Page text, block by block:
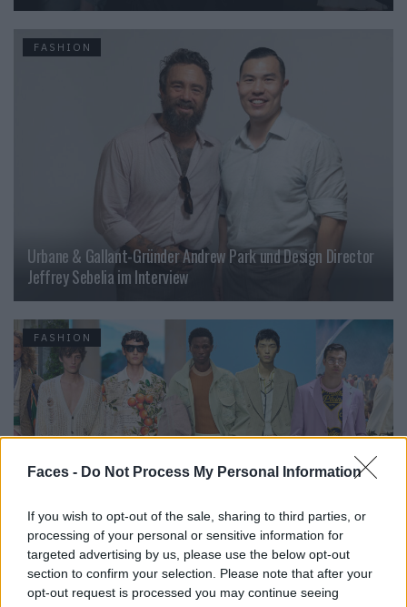
Faces - Do Not Process My Personal Information
If you wish to opt-out of the sale, sharing to third parties, or
processing of your personal or sensitive information for
targeted advertising by us, please use the below opt-out
section to confirm your selection. Please note that after your
opt-out request is processed you may continue seeing
FASHION
Urbane & Gallant-Gründer Andrew Park und Design Director
Jeffrey Sebelia im Interview
FASHION
FACES Trend-Report: Die Top 13 Menswear-Trends für
Frühling/Sommer 2027